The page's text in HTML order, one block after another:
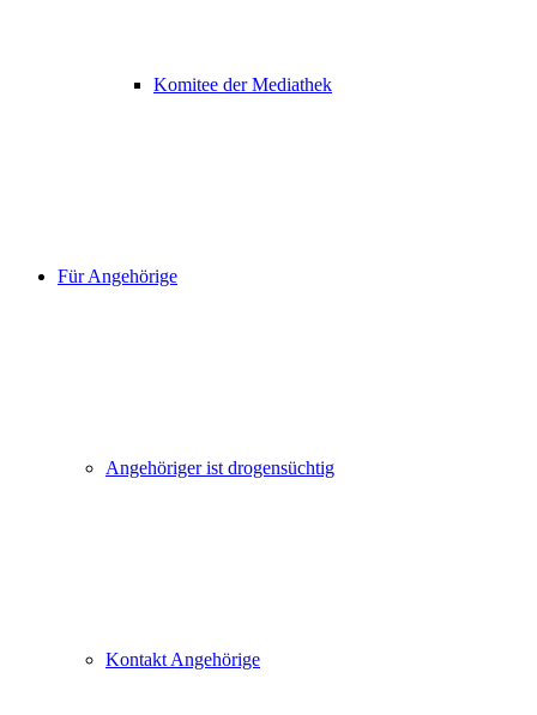
Komitee der Mediathek
Für Angehörige
Angehöriger ist drogensüchtig
Kontakt Angehörige